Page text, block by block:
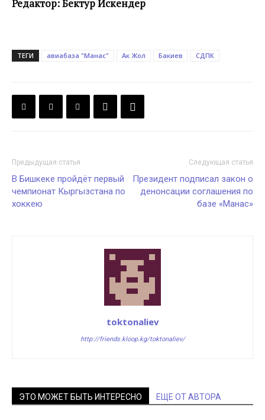
Редактор: Бектур Искендер
ТЕГИ авиабаза "Манас" Ак Жол Бакиев СДПК
Предыдущая статья
В Бишкеке пройдёт первый
чемпионат Кыргызстана по
хоккею
Следующая статья
Президент подписал закон о
денонсации соглашения по
базе «Манас»
toktonaliev
http://friends.kloop.kg/toktonaliev/
ЭТО МОЖЕТ БЫТЬ ИНТЕРЕСНО ЕЩЕ ОТ АВТОРА